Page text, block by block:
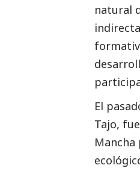
natural
El
Tajo,